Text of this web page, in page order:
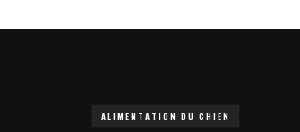
ALIMENTATION DU CHIEN